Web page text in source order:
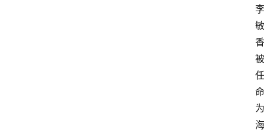
李
敏
香
被
任
命
为
海